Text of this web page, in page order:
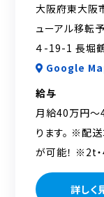
大阪府東大阪
ューアル移転
４-19-1 長堀
Google
給与
月給40万円
ります。 ※配
が可能！ ※2t
詳しく